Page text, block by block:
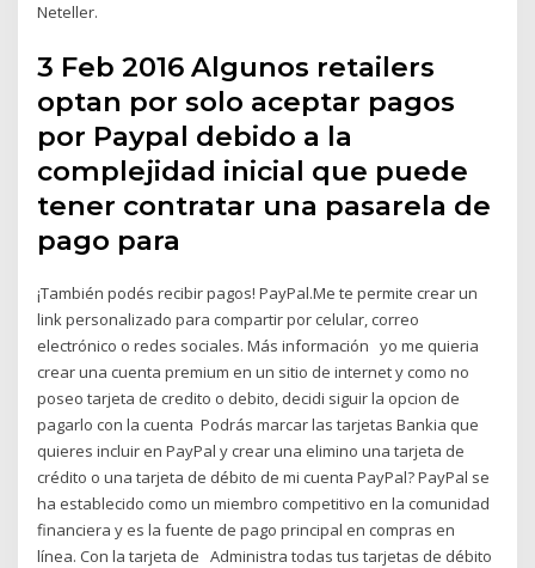
Neteller.
3 Feb 2016 Algunos retailers
optan por solo aceptar pagos
por Paypal debido a la
complejidad inicial que puede
tener contratar una pasarela de
pago para
¡También podés recibir pagos! PayPal.Me te permite crear un
link personalizado para compartir por celular, correo
electrónico o redes sociales. Más información yo me quieria
crear una cuenta premium en un sitio de internet y como no
poseo tarjeta de credito o debito, decidi siguir la opcion de
pagarlo con la cuenta Podrás marcar las tarjetas Bankia que
quieres incluir en PayPal y crear una elimino una tarjeta de
crédito o una tarjeta de débito de mi cuenta PayPal? PayPal se
ha establecido como un miembro competitivo en la comunidad
financiera y es la fuente de pago principal en compras en
línea. Con la tarjeta de Administra todas tus tarjetas de débito